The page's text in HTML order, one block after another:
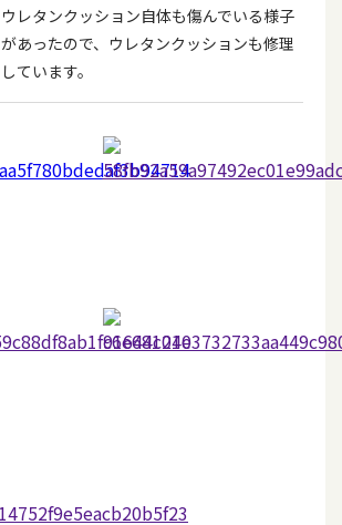
ウレタンクッション自体も傷んでいる様子
があったので、ウレタンクッションも修理
しています。